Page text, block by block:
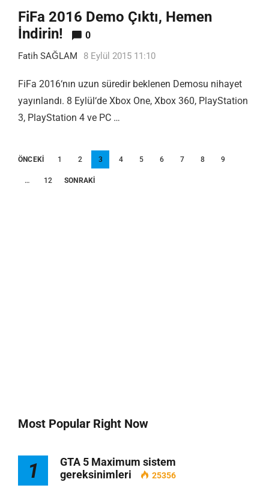
FiFa 2016 Demo Çıktı, Hemen
İndirin!
0
Fatih SAĞLAM 8 Eylül 2015 11:10
FiFa 2016‘nın uzun süredir beklenen Demosu nihayet
yayınlandı. 8 Eylül‘de Xbox One, Xbox 360, PlayStation
3, PlayStation 4 ve PC …
Yazı
sayfalandırması
ÖNCEKI 1 2 3 4 5 6 7 8 9
… 12 SONRAKI
Most Popular Right Now
1
GTA 5 Maximum sistem
gereksinimleri
25356